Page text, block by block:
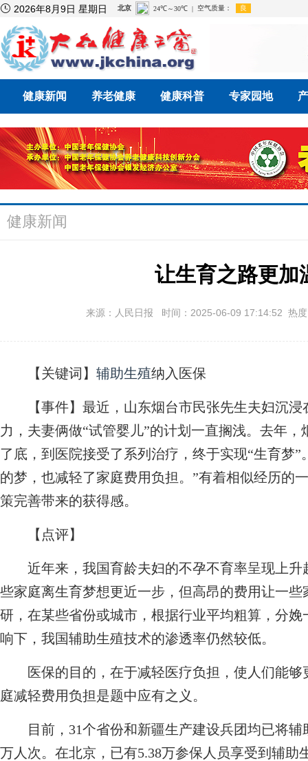
 2026年8月9日 星期日
健康新闻 养老健康 健康科普 专家园地
健康新闻
让生育之路更加
来源：人民日报 时间：2025-06-09 17:14:52 热
【关键词 】 辅助生殖纳入医保
【事件】最近，山东烟台市民张先生夫妇沉
力，夫妻俩做“试管婴儿”的计划一直搁浅。去年，
了底，到医院接受了系列治疗，终于实现“生育梦
的梦，也减轻了家庭费用负担。”有着相似经历的
策完善带来的获得感。
【 点评】
近年来，我国育龄夫妇的不孕不育率呈现上升
些家庭离生育梦想更近一步，但高昂的费用让一
研，在某些省份或城市，根据行业平均粗算，分
响下，我国辅助生殖技术的渗透率仍然较低。
医保的目的，在于减轻医疗负担，使人们能够
庭减轻费用负担是题中应有之义。
目前，31个省份和新疆生产建设兵团均已将辅
万人次。在北京，已有5.38万参保人员享受到辅